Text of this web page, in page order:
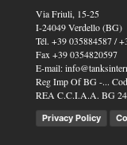
Via Friuli, 15-25
I-24049 Verdello (BG)
Tél. +39 035884587/
Fax+39 0354820597
E-mail:
Reg Imp Of BG -...
REA C.C.I.A.A. BG
Privacy Policy